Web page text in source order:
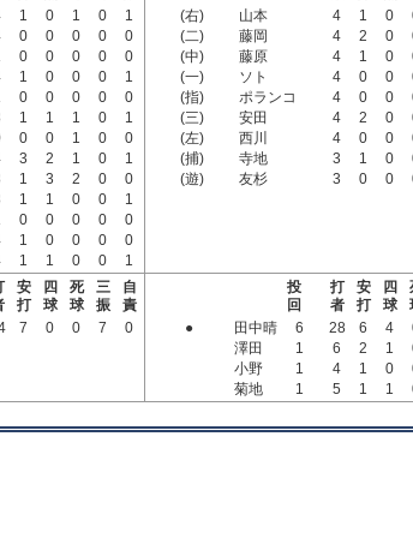
1 0 1 0
1
0 0 0 0
0
0 0 0 0
0
1 0 0 0
1
0 0 0 0
0
1 1 1 0
1
0 0 1 0
0
3 2 1 0
1
1 3 2 0
0
1 1 0 0
1
0 0 0 0
0
1 0 0 0
0
1 1 0 0 1
(右)
山本 4 1 0
(二)
藤岡 4 2 0
(中)
藤原 4 1 0
(一)
ソト 4 0 0
(指)
ポランコ 4 0 0
(三)
安田 4 2 0
(左)
西川 4 0 0
(捕)
寺地 3 1 0
(遊)
友杉 3 0 0
安
打
四
球
死
球
三
振
自
責
7 0 0 7 0
投
回
打
者
安
打
四
球
●
田中晴 6 28 6 4
澤田
1 6 2 1
小野
1 4 1 0
菊地
1 5 1 1